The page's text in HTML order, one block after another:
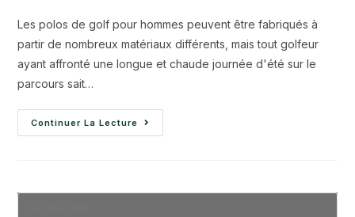
Les polos de golf pour hommes peuvent être fabriqués à
partir de nombreux matériaux différents, mais tout golfeur
ayant affronté une longue et chaude journée d'été sur le
parcours sait…
Continuer La Lecture